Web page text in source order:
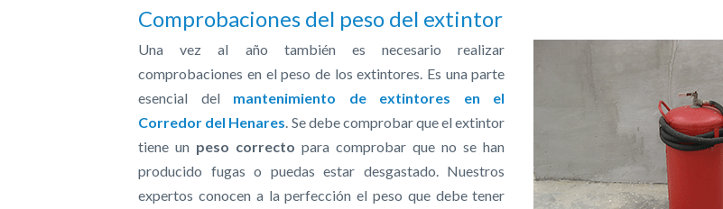
Comprobaciones del peso del extintor
Una vez al año también es necesario realizar
comprobaciones en el peso de los extintores. Es una parte
esencial del mantenimiento de extintores en el
Corredor del Henares . Se debe comprobar que el extintor
tiene un peso correcto para comprobar que no se han
producido fugas o puedas estar desgastado. Nuestros
expertos conocen a la perfección el peso que debe tener